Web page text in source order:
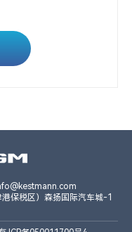
保税区）森扬国际汽车城-1